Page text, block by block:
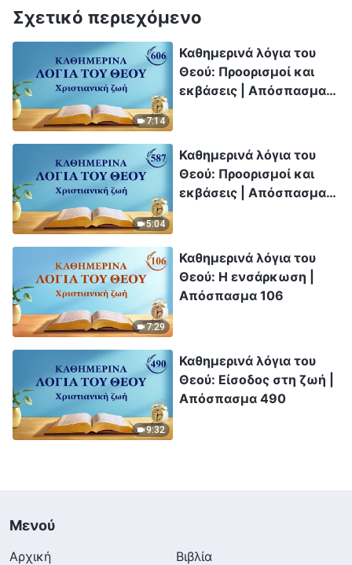
Σχετικό περιεχόμενο
7:14
Καθημερινά λόγια του
Θεού: Προορισμοί και
εκβάσεις | Απόσπασμα
5:04
Καθημερινά λόγια του
Θεού: Προορισμοί και
εκβάσεις | Απόσπασμα
7:29
Καθημερινά λόγια του
Θεού: Η ενσάρκωση |
Απόσπασμα 106
9:32
Καθημερινά λόγια του
Θεού: Είσοδος στη ζωή |
Απόσπασμα 490
Μενού
Αρχική
Βιβλία